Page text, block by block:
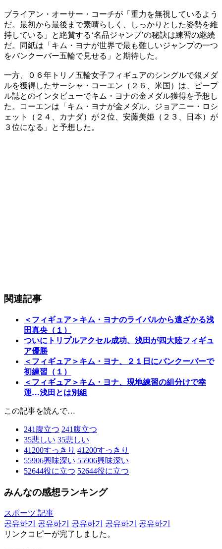
ブライアン・オーサー・コーチが「重力を無視しているよう
だ。最初から最後まで素晴らしく、しっかりとした姿勢を維
持している」と絶賛する‘名品ジャンプ’の秘訣は練習の継続
だ。同紙は「キム・ヨナが世界で最も難しいジャンプの一つ
をバンクーバー五輪で見せる」と期待した。
一方、０６年トリノ五輪女子フィギュアのシングルで銀メダ
ルを獲得したサーシャ・コーエン（２６、米国）は、ピープ
ル誌とのインタビューでキム・ヨナの金メダル獲得を予想し
た。コーエンは「キム・ヨナが金メダル、ジョアニー・ロシ
ェット（２４、カナダ）が２位、安藤美姫（２３、日本）が
３位になる」と予想した。
関連記事
＜フィギュア＞キム・ヨナのライバルから遠ざかる浅
田真央（１）
ついにトリプルアクセル成功、浅田が四大陸フィギュ
ア優勝
＜フィギュア＞キム・ヨナ、２１日にバンクーバーで
初練習（１）
＜フィギュア＞キム・ヨナ、現地練習の組分けで幸
運…浅田とは別組
この記事を読んで…
241 腹立つ 241 腹立つ
35悲しい 35悲しい
41200すっきり 41200すっきり
55906興味深い 55906興味深い
52644役に立つ 52644役に立つ
みんなの感想ランキング
スポーツ 記事
공유하기
공유하기 공유하기 공유하기
공유하기
リンクコピーが完了しました。